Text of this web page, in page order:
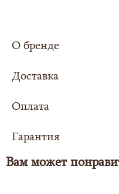
О бренде
Доставка
Сумма заказа
совершенно
Оплата
Выбери свой
Гарантия
Вам может